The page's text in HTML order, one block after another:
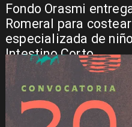
Fondo Orasmi
Romeral para
especializada de
Intestino Corto